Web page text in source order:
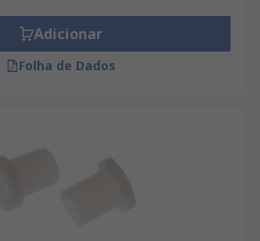
Adicionar
Folha de Dados